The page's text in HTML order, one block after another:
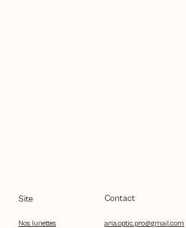
Site
Nos lunettes
Contact
aria.optic.pro@gmail.com